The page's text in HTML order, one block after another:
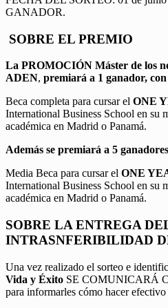
GANADOR.
SOBRE EL PREMIO
La PROMOCIÓN Máster de los
ADEN, premiará a 1 ganador,
Beca completa para cursar el ONE
International Business School en su
académica en Madrid o Panamá.
Además se premiará a 5
Media Beca para cursar el ONE
International Business School en su
académica en Madrid o Panamá.
SOBRE LA ENTREGA
INTRASNFERIBILIDAD
Una vez realizado el sorteo e
Vida y Éxito SE COMUNICARÁ
para informarles cómo hacer